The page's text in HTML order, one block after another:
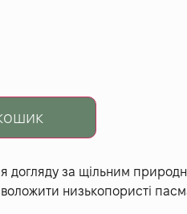
догляду за щільним
низькопористі